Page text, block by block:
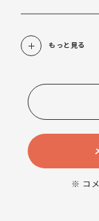
もっと見る
※ コメ